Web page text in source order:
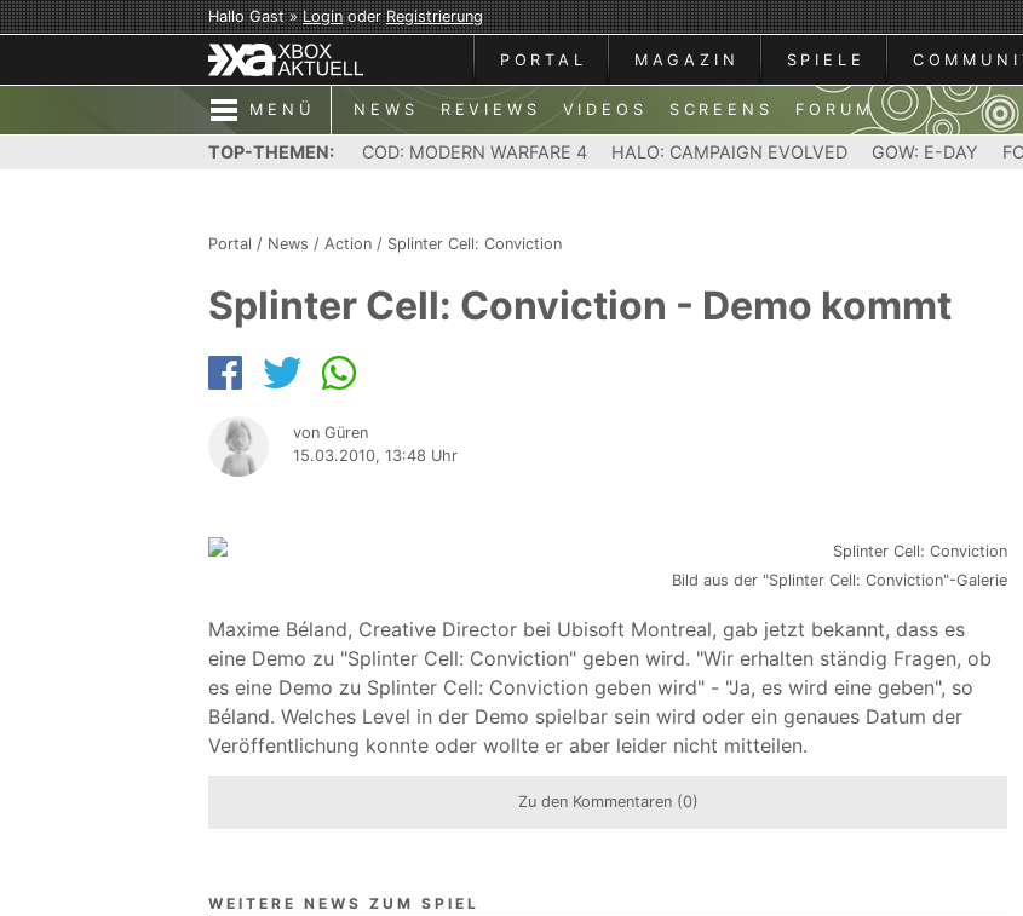
Hallo Gast »LoginoderRegistrierung
PORTAL MAGAZIN SPIELE
MENÜ NEWS REVIEWS VIDEOS SCREENS FORUM
TOP-THEMEN: COD: MODERN WARFARE 4 HALO: CAMPAIGN EVOLVED GOW: E-DAY
Portal / News / Action / Splinter Cell: Conviction
Splinter Cell: Conviction - Demo kommt
von Güren
15.03.2010, 13:48 Uhr
Bild aus der "Splinter Cell: Conviction"-Galerie
Maxime Béland, Creative Director bei Ubisoft Montreal, gab jetzt bekannt, dass es
eine Demo zu "Splinter Cell: Conviction" geben wird. "Wir erhalten ständig Fragen, ob
es eine Demo zu Splinter Cell: Conviction geben wird" - "Ja, es wird eine geben", so
Béland. Welches Level in der Demo spielbar sein wird oder ein genaues Datum der
Veröffentlichung konnte oder wollte er aber leider nicht mitteilen.
Zu den Kommentaren (0)
WEITERE NEWS ZUM SPIEL